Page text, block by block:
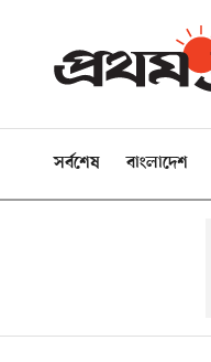
সর্বশেষ বাংলাদেশ